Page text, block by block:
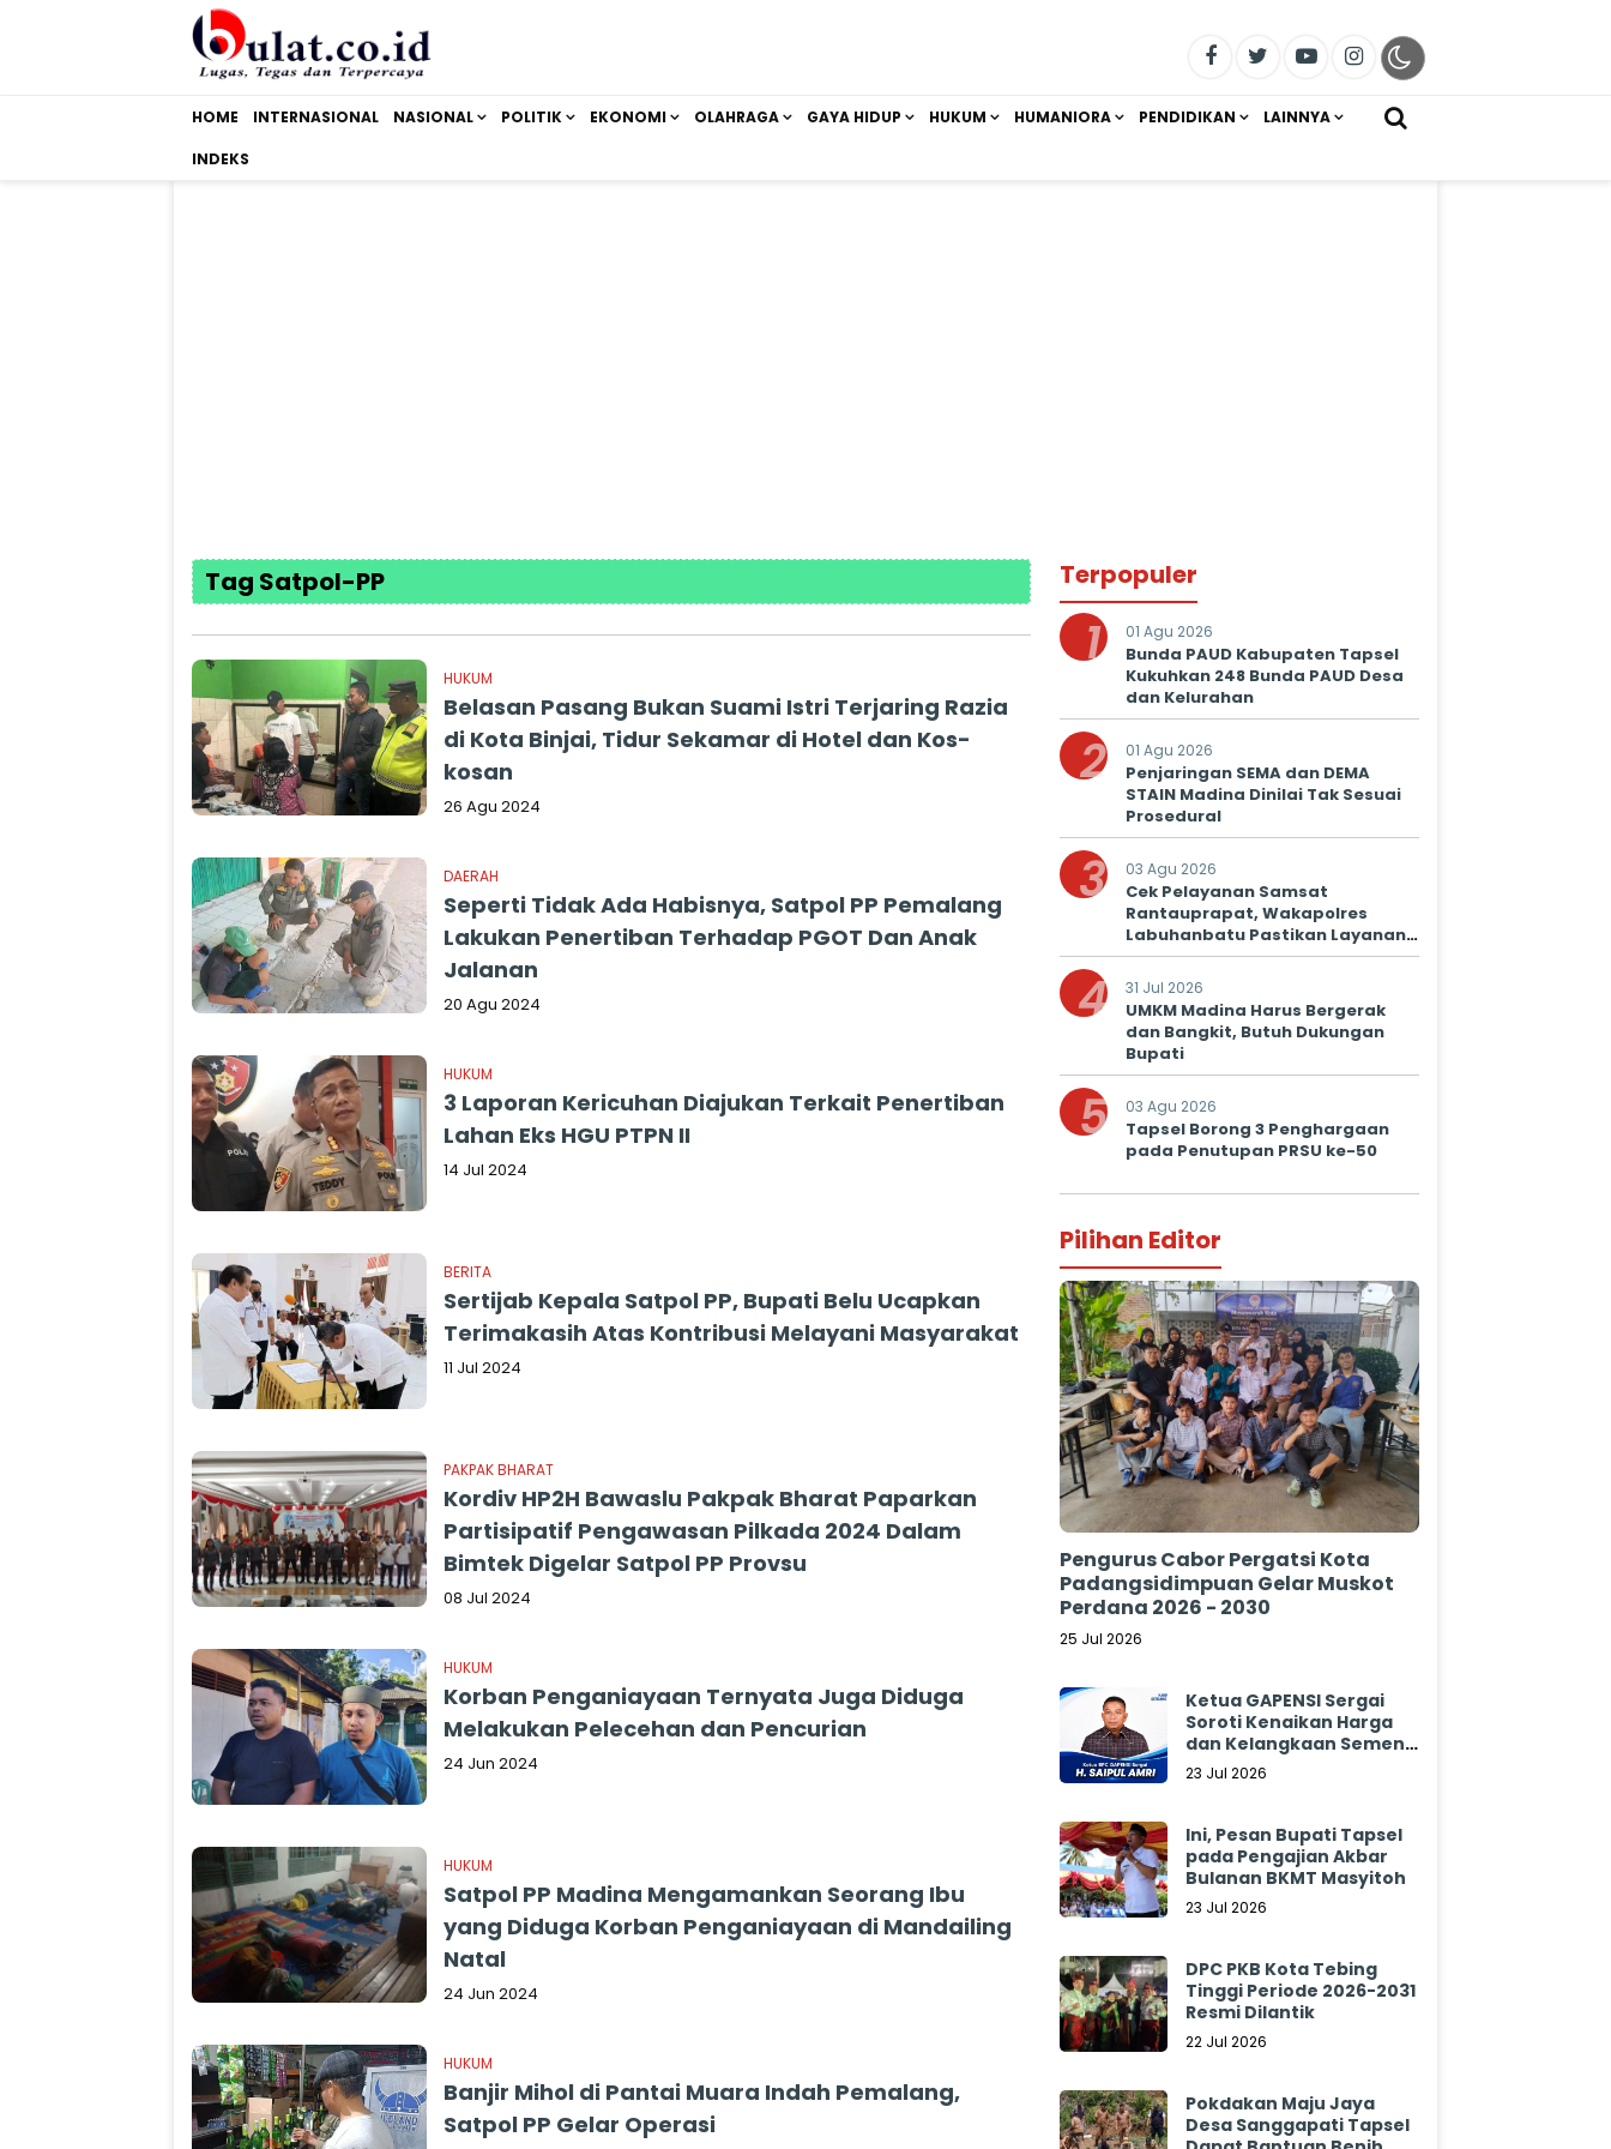
HOME INTERNASIONAL NASIONAL POLITIK EKONOMI OLAHRAGA GAYA HIDUP HUKUM HUMANIORA PENDIDIKAN LAINNYA
INDEKS
Tag Satpol-PP
HUKUM
Belasan Pasang Bukan Suami Istri Terjaring Razia
di Kota Binjai, Tidur Sekamar di Hotel dan Kos-
kosan
26 Agu 2024
DAERAH
Seperti Tidak Ada Habisnya, Satpol PP Pemalang
Lakukan Penertiban Terhadap PGOT Dan Anak
Jalanan
20 Agu 2024
HUKUM
3 Laporan Kericuhan Diajukan Terkait Penertiban
Lahan Eks HGU PTPN II
14 Jul 2024
BERITA
Sertijab Kepala Satpol PP, Bupati Belu Ucapkan
Terimakasih Atas Kontribusi Melayani Masyarakat
11 Jul 2024
PAKPAK BHARAT
Kordiv HP2H Bawaslu Pakpak Bharat Paparkan
Partisipatif Pengawasan Pilkada 2024 Dalam
Bimtek Digelar Satpol PP Provsu
08 Jul 2024
HUKUM
Korban Penganiayaan Ternyata Juga Diduga
Melakukan Pelecehan dan Pencurian
24 Jun 2024
HUKUM
Satpol PP Madina Mengamankan Seorang Ibu
yang Diduga Korban Penganiayaan di Mandailing
Natal
24 Jun 2024
HUKUM
Banjir Mihol di Pantai Muara Indah Pemalang,
Satpol PP Gelar Operasi
Terpopuler
1 01 Agu 2026
Bunda PAUD Kabupaten Tapsel
Kukuhkan 248 Bunda PAUD Desa
dan Kelurahan
2 01 Agu 2026
Penjaringan SEMA dan DEMA
STAIN Madina Dinilai Tak Sesuai
Prosedural
3 03 Agu 2026
Cek Pelayanan Samsat
Rantauprapat, Wakapolres
Labuhanbatu Pastikan Layanan
Prima untuk Masyarakat
4 31 Jul 2026
UMKM Madina Harus Bergerak
dan Bangkit, Butuh Dukungan
Bupati
5 03 Agu 2026
Tapsel Borong 3 Penghargaan
pada Penutupan PRSU ke-50
Pilihan Editor
Pengurus Cabor Pergatsi Kota
Padangsidimpuan Gelar Muskot
Perdana 2026 - 2030
25 Jul 2026
Ketua GAPENSI Sergai
Soroti Kenaikan Harga
dan Kelangkaan Semen,
Minta Pemerintah
23 Jul 2026
Ini, Pesan Bupati Tapsel
pada Pengajian Akbar
Bulanan BKMT Masyitoh
23 Jul 2026
DPC PKB Kota Tebing
Tinggi Periode 2026-2031
Resmi Dilantik
22 Jul 2026
Pokdakan Maju Jaya
Desa Sanggapati Tapsel